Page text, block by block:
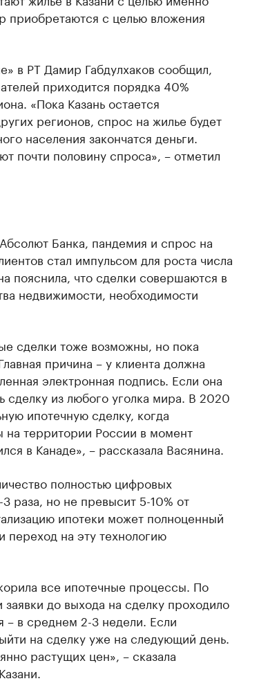
приобретаются с целью вложения
в РТ Дамир Габдулхаков сообщил,
приходится порядка 40%
«Пока Казань остается
регионов, спрос на жилье будет
населения закончатся деньги.
почти половину спроса», – отметил
Банка, пандемия и спрос на
стал импульсом для роста числа
пояснила, что сделки совершаются в
недвижимости, необходимости
сделки тоже возможны, но пока
причина – у клиента должна
электронная подпись. Если она
из любого уголка мира. В 2020
ипотечную сделку, когда
на территории России в момент
в Канаде», – рассказала Васянина.
полностью цифровых
раза, но не превысит 5-10% от
ипотеки может полноценный
переход на эту технологию
все ипотечные процессы. По
заявки до выхода на сделку проходило
– в среднем 2-3 недели. Если
на сделку уже на следующий день.
растущих цен», – сказала